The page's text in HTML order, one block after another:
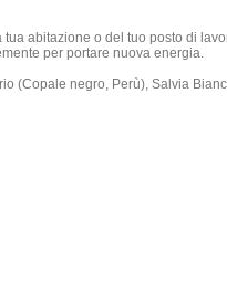
tua abitazione o del tuo posto di
per portare nuova energia.
(Copale negro, Perù), Salvia